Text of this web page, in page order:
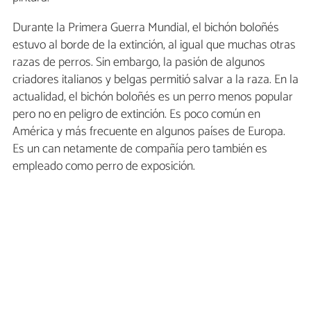
Durante la Primera Guerra Mundial, el bichón boloñés
estuvo al borde de la extinción, al igual que muchas otras
razas de perros. Sin embargo, la pasión de algunos
criadores italianos y belgas permitió salvar a la raza. En la
actualidad, el bichón boloñés es un perro menos popular
pero no en peligro de extinción. Es poco común en
América y más frecuente en algunos países de Europa.
Es un can netamente de compañía pero también es
empleado como perro de exposición.